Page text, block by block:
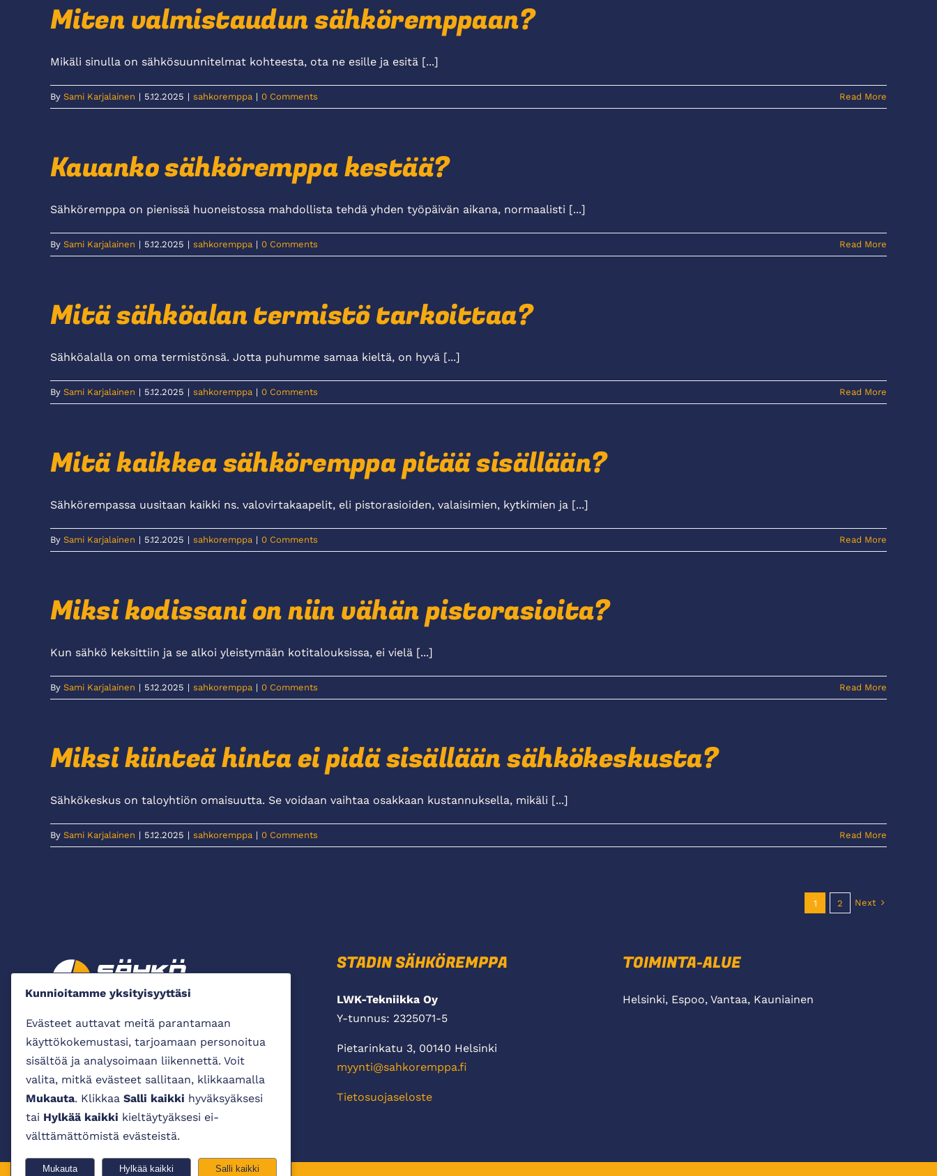
Miten valmistaudun sähköremppaan?
Mikäli sinulla on sähkösuunnitelmat kohteesta, ota ne esille ja esitä [...]
By Sami Karjalainen | 5.12.2025 | sahkoremppa | 0 Comments Read More
Kauanko sähköremppa kestää?
Sähköremppa on pienissä huoneistossa mahdollista tehdä yhden työpäivän aikana, normaalisti [...]
By Sami Karjalainen | 5.12.2025 | sahkoremppa | 0 Comments Read More
Mitä sähköalan termistö tarkoittaa?
Sähköalalla on oma termistönsä. Jotta puhumme samaa kieltä, on hyvä [...]
By Sami Karjalainen | 5.12.2025 | sahkoremppa | 0 Comments Read More
Mitä kaikkea sähköremppa pitää sisällään?
Sähkörempassa uusitaan kaikki ns. valovirtakaapelit, eli pistorasioiden, valaisimien, kytkimien ja [...]
By Sami Karjalainen | 5.12.2025 | sahkoremppa | 0 Comments Read More
Miksi kodissani on niin vähän pistorasioita?
Kun sähkö keksittiin ja se alkoi yleistymään kotitalouksissa, ei vielä [...]
By Sami Karjalainen | 5.12.2025 | sahkoremppa | 0 Comments Read More
Miksi kiinteä hinta ei pidä sisällään sähkökeskusta?
Sähkökeskus on taloyhtiön omaisuutta. Se voidaan vaihtaa osakkaan kustannuksella, mikäli [...]
By Sami Karjalainen | 5.12.2025 | sahkoremppa | 0 Comments Read More
1 2 Next
STADIN SÄHKÖREMPPA
LWK-Tekniikka Oy
Y-tunnus: 2325071-5
Pietarinkatu 3, 00140 Helsinki
myynti@sahkoremppa.fi
Tietosuojaseloste
TOIMINTA-ALUE
Helsinki, Espoo, Vantaa, Kauniainen
Kunnioitamme yksityisyyttäsi
Evästeet auttavat meitä parantamaan
käyttökokemustasi, tarjoamaan personoitua
sisältöä ja analysoimaan liikennettä. Voit
valita, mitkä evästeet sallitaan, klikkaamalla
Mukauta. Klikkaa Salli kaikki hyväksyäksesi
tai Hylkää kaikki kieltäytyäksesi ei-
välttämättömistä evästeistä.
Mukauta Hylkää kaikki Salli kaikki